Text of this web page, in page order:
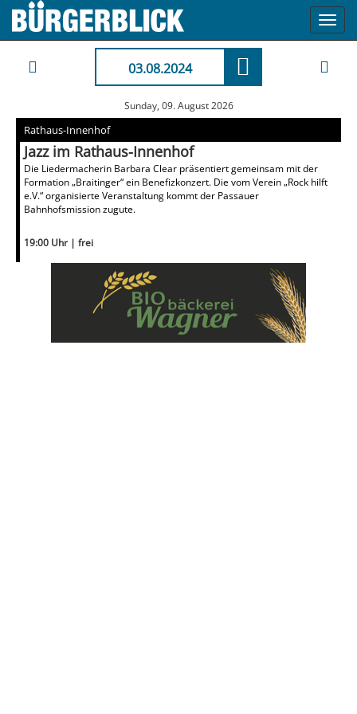
03.08.2024
Sunday, 09. August 2026
Rathaus-Innenhof
Jazz im Rathaus-Innenhof
Die Liedermacherin Barbara Clear präsentiert gemeinsam mit der
Formation „Braitinger“ ein Benefizkonzert. Die vom Verein „Rock hilft
e.V.“ organisierte Veranstaltung kommt der Passauer
Bahnhofsmission zugute.
19:00 Uhr | frei